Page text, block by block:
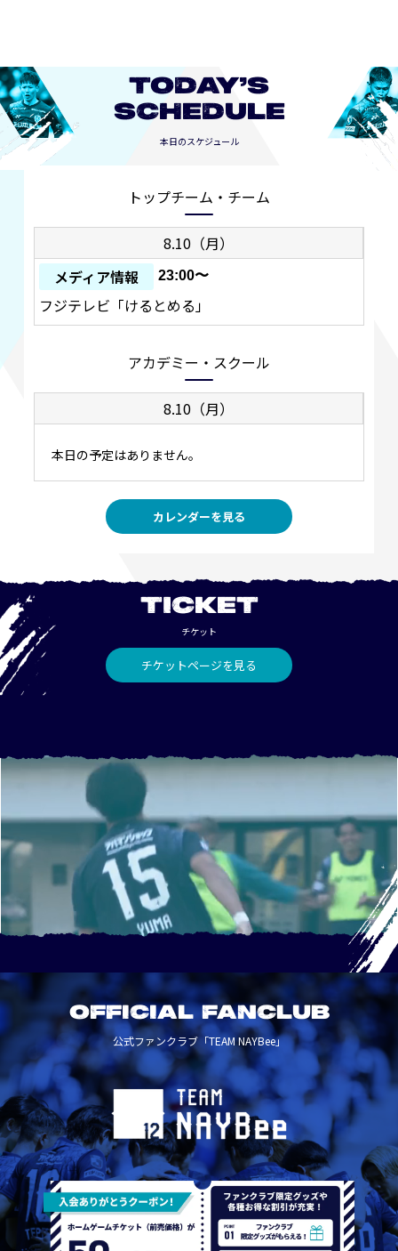
TODAY’S
SCHEDULE
本日のスケジュール
トップチーム・チーム
8.10（月）
メディア情報
23:00〜
フジテレビ「けるとめる」
アカデミー・スクール
8.10（月）
本日の予定はありません。
カレンダーを見る
TICKET
チケット
チケットページを見る
OFFICIAL FANCLUB
公式ファンクラブ「TEAM NAYBee」